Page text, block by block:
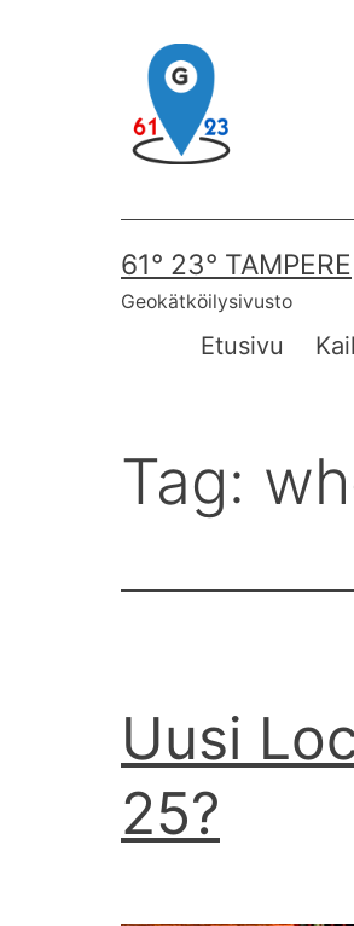
61° 23° TAMPERE
Geokätköilysivusto
Etusivu
Tag:
Uusi
25?